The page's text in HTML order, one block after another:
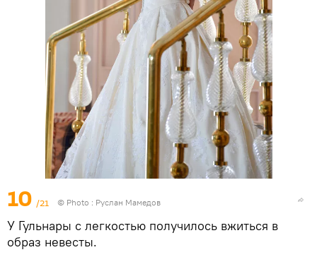
10 /21 © Photo : Руслан Мамедов
У Гульнары с легкостью получилось вжиться в
образ невесты.